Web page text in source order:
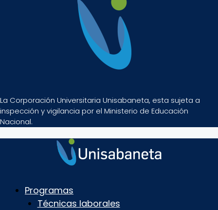
La Corporación Universitaria Unisabaneta, esta sujeta a
inspección y vigilancia por el Ministerio de Educación
Nacional.
Programas
Técnicas laborales